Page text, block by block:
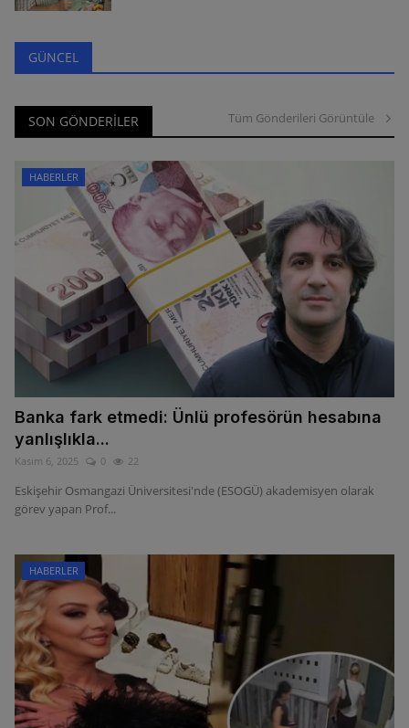
GÜNCEL
SON GÖNDERILER Tüm Gönderileri Görüntüle
HABERLER
Banka fark etmedi: Ünlü profesörün hesabına
yanlışlıkla...
Kasım 6, 2025 0 22
Eskişehir Osmangazi Üniversitesi'nde (ESOGÜ) akademisyen olarak
görev yapan Prof...
HABERLER